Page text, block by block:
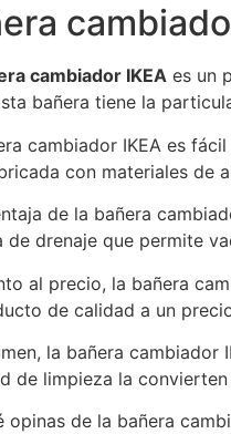
cambiador IKEA es un
bañera tiene la
cambiador IKEA es
con materiales de
de la bañera
de drenaje que permite
al precio, la bañera
de calidad a un
la bañera
de limpieza la
opinas de la bañera